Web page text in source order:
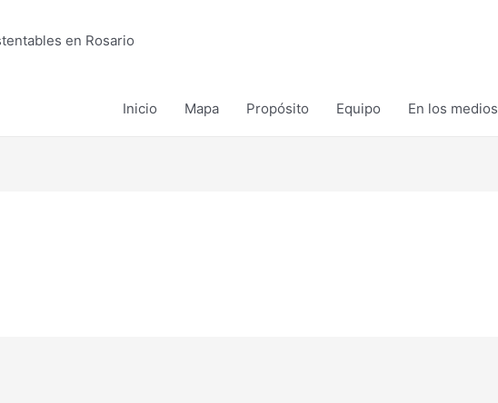
en Rosario
Inicio Mapa Propósito Equipo En los medios